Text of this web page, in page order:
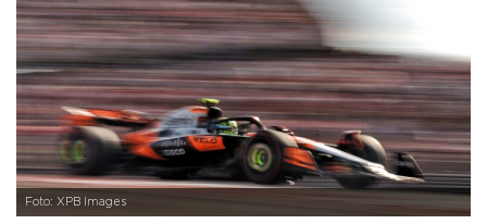
Foto: XPB Images